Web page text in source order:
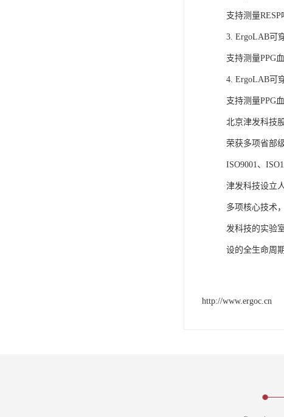
支持测量
3. ErgoLAB可
支持测量PPG
4. ErgoLAB可
支持测量PPG
北京津发科技
荣获多项省部
ISO9001、
津发科技设立
多项核心技术
发科技的实验
设的全生命周
http://www.ergoc.cn